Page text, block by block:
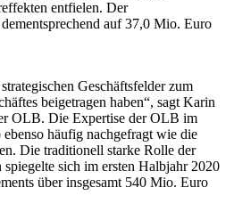
entfielen. Der
auf 37,0 Mio. Euro
Geschäftsfelder zum
beigetragen haben“, sagt Karin
OLB. Die Expertise der OLB im
häufig nachgefragt wie die
Die traditionell starke Rolle der
sich im ersten Halbjahr 2020
über insgesamt 540 Mio. Euro